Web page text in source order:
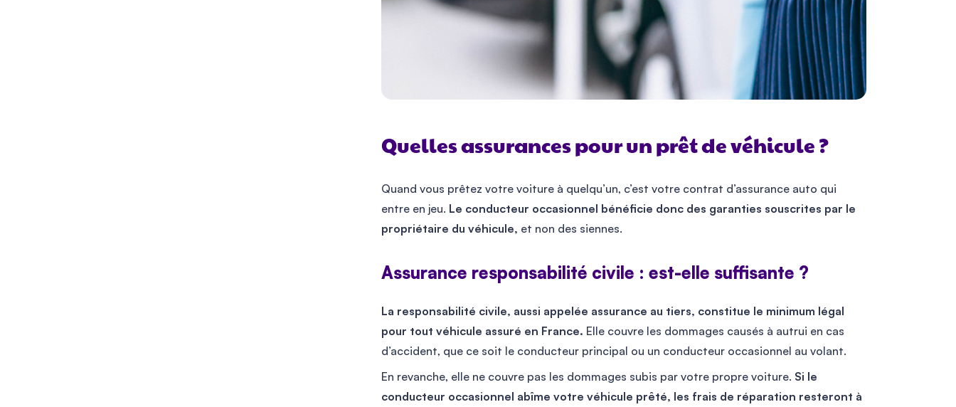
Quelles assurances pour un prêt de véhicule ?
Quand vous prêtez votre voiture à quelqu’un, c’est votre contrat d’assurance auto qui
entre en jeu. Le conducteur occasionnel bénéficie donc des garanties souscrites par le
propriétaire du véhicule, et non des siennes.
Assurance responsabilité civile : est-elle suffisante ?
La responsabilité civile, aussi appelée assurance au tiers, constitue le minimum légal
pour tout véhicule assuré en France. Elle couvre les dommages causés à autrui en cas
d’accident, que ce soit le conducteur principal ou un conducteur occasionnel au volant.
En revanche, elle ne couvre pas les dommages subis par votre propre voiture. Si le
conducteur occasionnel abîme votre véhicule prêté, les frais de réparation resteront à